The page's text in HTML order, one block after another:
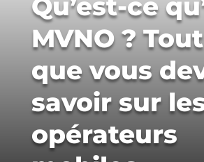
Qu’est-ce
MVNO ?
que vous
savoir sur
opérateurs